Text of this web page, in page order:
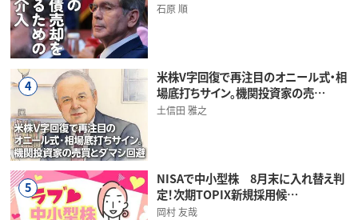
石原 順
4
米株V字回復で再注目のオニール式・相
場底打ちサイン。機関投資家の売…
土信田 雅之
5
NISAで中小型株 8月末に入れ替え判
定！次期TOPIX新規採用候…
岡村 友哉